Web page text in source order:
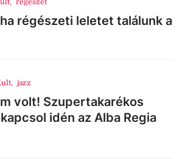
régészeti leletet találunk a
, jazz
volt! Szupertakarékos
idén az Alba Regia